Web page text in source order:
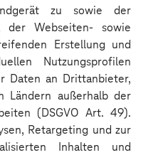
zu sowie der
der Webseiten- sowie
Erstellung und
Nutzungsprofilen
Daten an Drittanbieter,
außerhalb der
(DSGVO Art. 49).
Retargeting und zur
Inhalten und
Auswahl: